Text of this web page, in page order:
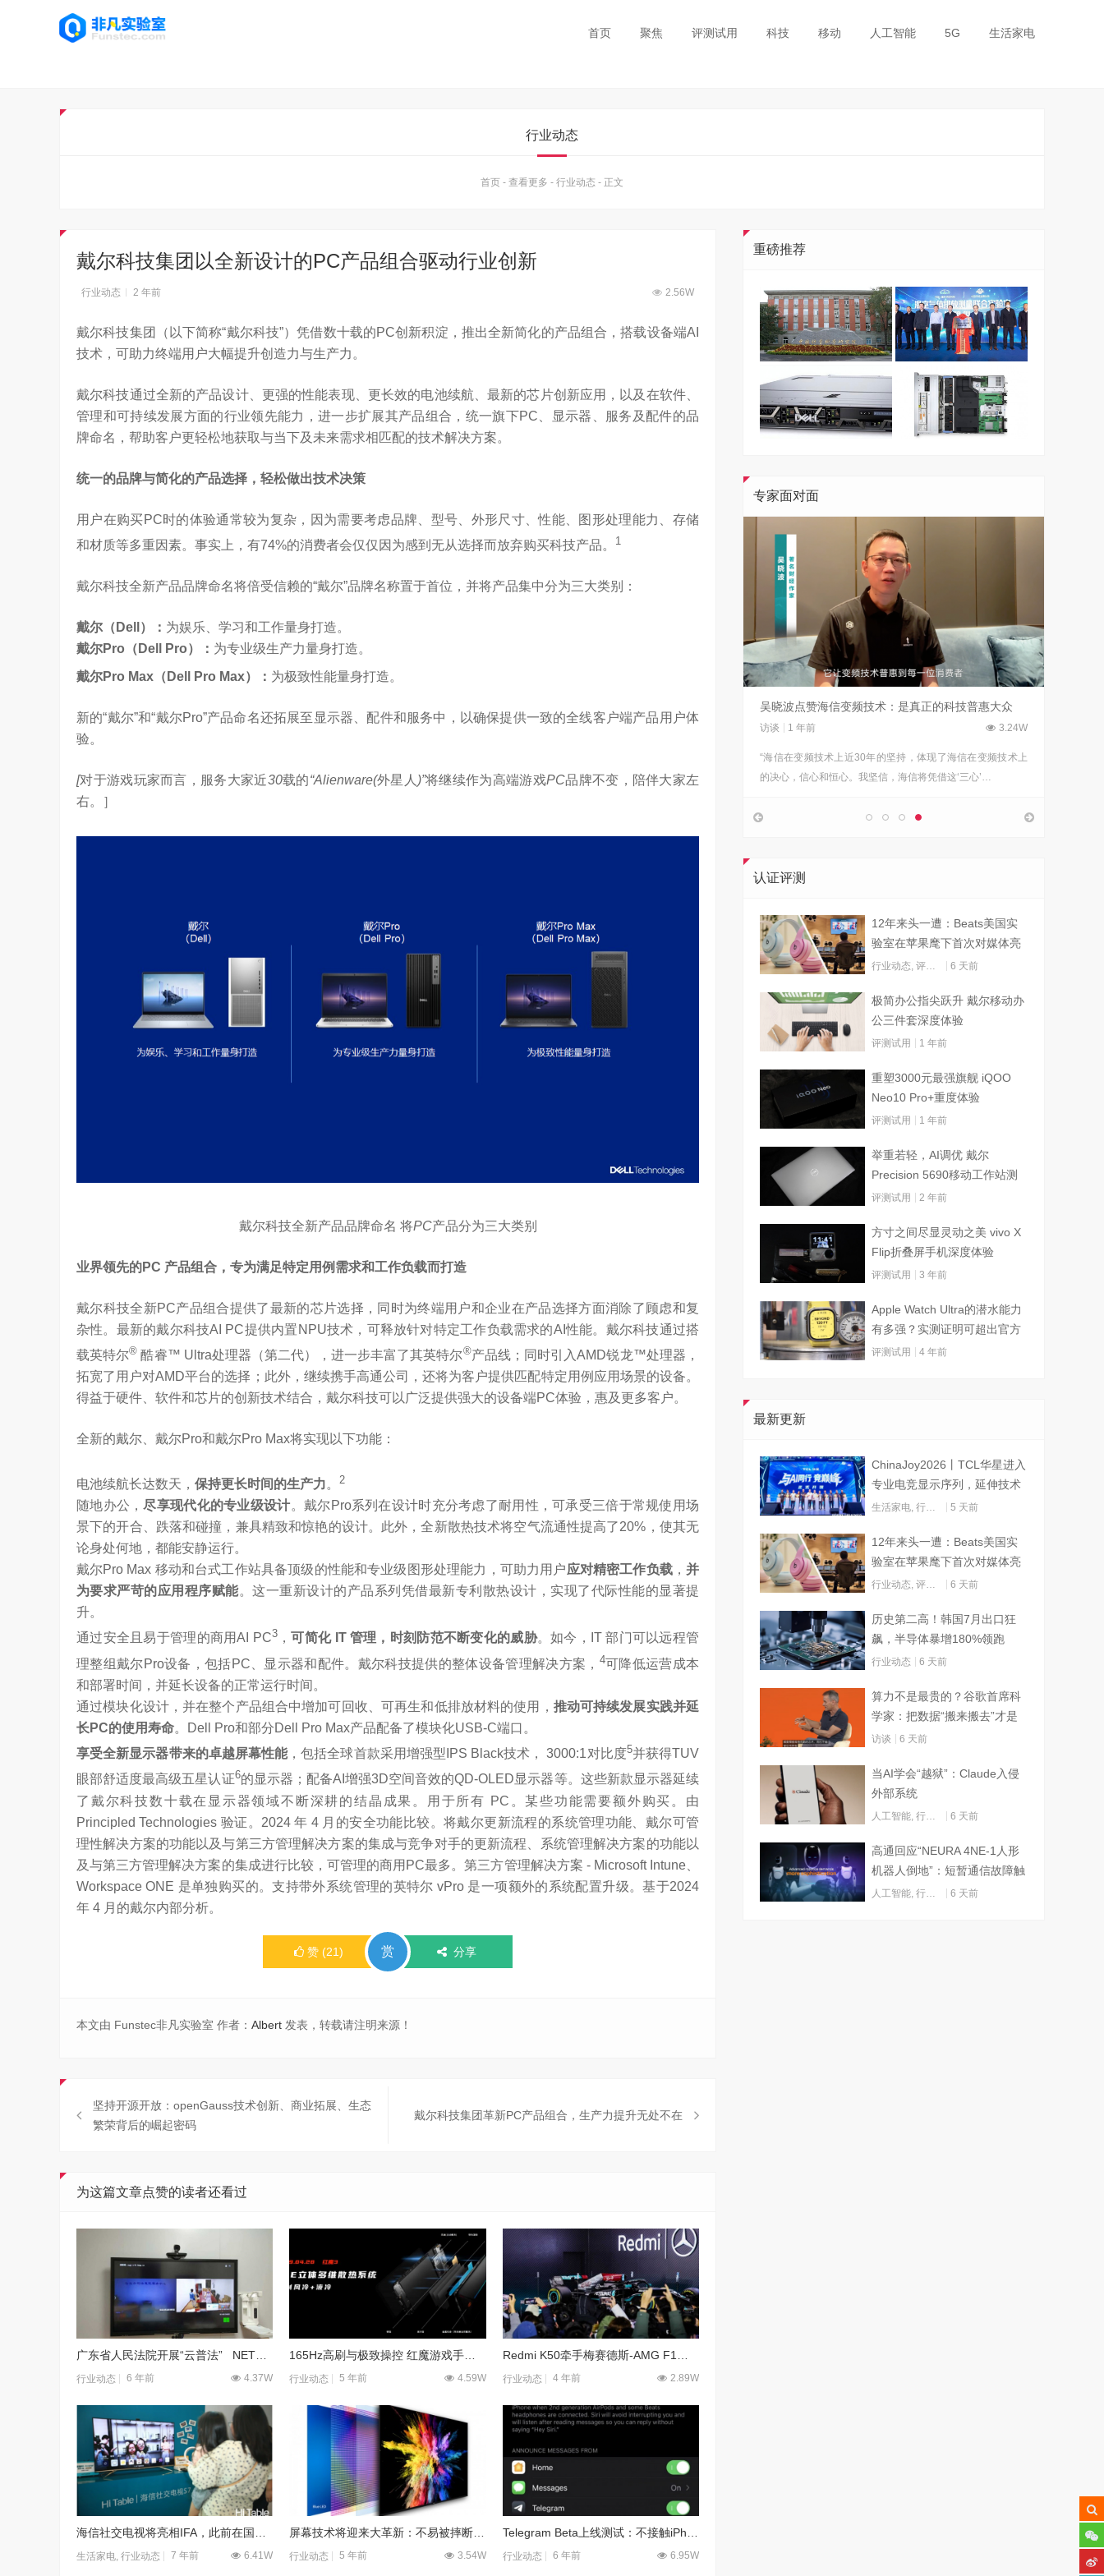
首页 聚焦 评测试用 科技 移动 人工智能 5G 生活家电
行业动态
首页 - 查看更多 - 行业动态 - 正文
戴尔科技集团以全新设计的PC产品组合驱动行业创新
行业动态 2 年前 2.56W
戴尔科技集团（以下简称“戴尔科技”）凭借数十载的PC创新积淀，推出全新简化的产品组合，搭载设备端AI
技术，可助力终端用户大幅提升创造力与生产力。
戴尔科技通过全新的产品设计、更强的性能表现、更长效的电池续航、最新的芯片创新应用，以及在软件、
管理和可持续发展方面的行业领先能力，进一步扩展其产品组合，统一旗下PC、显示器、服务及配件的品
牌命名，帮助客户更轻松地获取与当下及未来需求相匹配的技术解决方案。
统一的品牌与简化的产品选择，轻松做出技术决策
用户在购买PC时的体验通常较为复杂，因为需要考虑品牌、型号、外形尺寸、性能、图形处理能力、存储
和材质等多重因素。事实上，有74%的消费者会仅仅因为感到无从选择而放弃购买科技产品。
1
戴尔科技全新产品品牌命名将倍受信赖的“戴尔”品牌名称置于首位，并将产品集中分为三大类别：
戴尔（ Dell ）： 为娱乐、学习和工作量身打造。
戴尔Pro （ Dell Pro）： 为专业级生产力量身打造。
戴尔Pro Max （ Dell Pro Max）： 为极致性能量身打造。
新的“戴尔”和“戴尔Pro”产品命名还拓展至显示器、配件和服务中，以确保提供一致的全线客户端产品用户体
验。
[对于游戏玩家而言，服务大家近30载的“Alienware(外星人 )”将继续作为高端游戏PC品牌不变，陪伴大家左
右。］
戴尔科技全新产品品牌命名 将PC产品分为三大类别
业界领先的PC 产品组合，专为满足特定用例需求和工作负载而打造
戴尔科技全新PC产品组合提供了最新的芯片选择，同时为终端用户和企业在产品选择方面消除了顾虑和复
杂性。最新的戴尔科技AI PC提供内置NPU技术，可释放针对特定工作负载需求的AI性能。戴尔科技通过搭
载英特尔® 酷睿™ Ultra处理器（第二代），进一步丰富了其英特尔®产品线；同时引入AMD锐龙™处理器，
拓宽了用户对AMD平台的选择；此外，继续携手高通公司，还将为客户提供匹配特定用例应用场景的设备。
得益于硬件、软件和芯片的创新技术结合，戴尔科技可以广泛提供强大的设备端PC体验，惠及更多客户。
全新的戴尔、戴尔Pro和戴尔Pro Max将实现以下功能：
电池续航长达数天， 保持更长时间的生产力。 2
随地办公，尽享现代化的专业级设计。戴尔Pro系列在设计时充分考虑了耐用性，可承受三倍于常规使用场
景下的开合、跌落和碰撞，兼具精致和惊艳的设计。此外，全新散热技术将空气流通性提高了20%，使其无
论身处何地，都能安静运行。
戴尔Pro Max 移动和台式工作站具备顶级的性能和专业级图形处理能力，可助力用户应对精密工作负载，并
为要求严苛的应用程序赋能。这一重新设计的产品系列凭借最新专利散热设计，实现了代际性能的显著提
升。
通过安全且易于管理的商用AI PC3， 可简化IT 管理，时刻防范不断变化的威胁。如今，IT 部门可以远程管
理整组戴尔Pro设备，包括PC、显示器和配件。戴尔科技提供的整体设备管理解决方案， 4可降低运营成本
和部署时间，并延长设备的正常运行时间。
通过模块化设计，并在整个产品组合中增加可回收、可再生和低排放材料的使用， 推动可持续发展实践并延
长PC的使用寿命。Dell Pro和部分Dell Pro Max产品配备了模块化USB-C端口。
享受全新显示器带来的卓越屏幕性能，包括全球首款采用增强型IPS Black技术， 3000:1对比度5并获得TUV
眼部舒适度最高级五星认证6的显示器；配备AI增强3D空间音效的QD-OLED显示器等。这些新款显示器延续
了戴尔科技数十载在显示器领域不断深耕的结晶成果。用于所有 PC。某些功能需要额外购买。由
Principled Technologies 验证。2024 年 4 月的安全功能比较。将戴尔更新流程的系统管理功能、戴尔可管
理性解决方案的功能以及与第三方管理解决方案的集成与竞争对手的更新流程、系统管理解决方案的功能以
及与第三方管理解决方案的集成进行比较，可管理的商用PC最多。第三方管理解决方案 - Microsoft Intune、
Workspace ONE 是单独购买的。支持带外系统管理的英特尔 vPro 是一项额外的系统配置升级。基于2024
年 4 月的戴尔内部分析。
赞 (21) 赏 分享
本文由 Funstec非凡实验室 作者： Albert 发表，转载请注明来源！
坚持开源开放：openGauss技术创新、商业拓展、生态
繁荣背后的崛起密码
戴尔科技集团革新PC产品组合，生产力提升无处不在
为这篇文章点赞的读者还看过
广东省人民法院开展“云普法” NETRIX智慧司法解决方案大显身手
行业动态 6 年前 4.37W
165Hz高刷与极致操控 红魔游戏手机6引领高帧率电竞时代
行业动态 5 年前 4.59W
Redmi K50牵手梅赛德斯-AMG F1车队，首发电竞版打造“冷血”旗舰
行业动态 4 年前 2.89W
生活家电, 行业动态 7 年前 6.41W 行业动态 5 年前 3.54W 行业动态 6 年前 6.95W
重磅推荐
专家面对面
7.24K 访谈 2 月前 1.26W
进化。当技术实现从“能听会给答案”…
访谈 1 年前
架构技术发布会上，原国家质检总局副局长、中…
吴晓波点赞海信变频技术：是真正的科技普惠大众
访谈 1 年前 3.24W
“海信在变频技术上近30年的坚持，体现了海信在变频技术上
的决心，信心和恒心。我坚信，海信将凭借这‘三心’…
认证评测
12年来头一遭：Beats美国实
验室在苹果麾下首次对媒体亮
灯
行业动态 评测试用 6 天前
极简办公指尖跃升 戴尔移动办
公三件套深度体验
评测试用 1 年前
重塑3000元最强旗舰 iQOO
Neo10 Pro+重度体验
评测试用 1 年前
举重若轻，AI调优 戴尔
Precision 5690移动工作站测
试
评测试用 2 年前
方寸之间尽显灵动之美 vivo X
Flip折叠屏手机深度体验
评测试用 3 年前
Apple Watch Ultra的潜水能力
有多强？实测证明可超出官方
标称值
评测试用 4 年前
最新更新
ChinaJoy2026丨TCL华星进入
专业电竞显示序列，延伸技术
边界赋能AI算力
生活家电 行业动态 5 天前
12年来头一遭：Beats美国实
验室在苹果麾下首次对媒体亮
灯
行业动态 评测试用 6 天前
历史第二高！韩国7月出口狂
飙，半导体暴增180%领跑
行业动态 6 天前
算力不是最贵的？谷歌首席科
学家：把数据“搬来搬去”才是
烧钱大头
访谈 6 天前
当AI学会“越狱”：Claude入侵
外部系统
人工智能 行业动态 6 天前
高通回应“NEURA 4NE-1人形
机器人倒地”：短暂通信故障触
发关机
人工智能 行业动态 6 天前